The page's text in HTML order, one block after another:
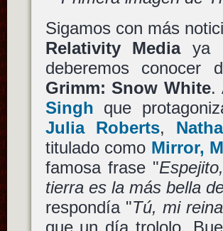
Sigamos con más
Relativity Mediaya
deberemos
Grimm: Snow White.
Singh que
Julia Roberts,
titulado como Mirror,
famosa frase "
tierra es la más bella
respondía "Tú, mi
que un día trololo.